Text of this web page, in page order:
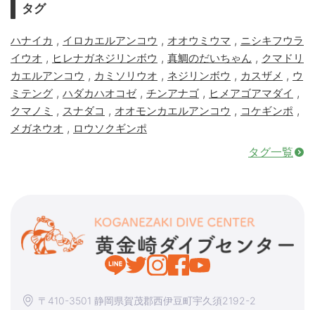
タグ
ハナイカ , イロカエルアンコウ , オオウミウマ , ニシキフウラ
イウオ , ヒレナガネジリンボウ , 真鯛のだいちゃん , クマドリ
カエルアンコウ , カミソリウオ , ネジリンボウ , カスザメ , ウ
ミテング , ハダカハオコゼ, チンアナゴ , ヒメアゴアマダイ ,
クマノミ , スナダコ , オオモンカエルアンコウ , コケギンポ ,
メガネウオ , ロウソクギンポ
タグ一覧
〒410-3501 静岡県賀茂郡西伊豆町宇久須2192-2